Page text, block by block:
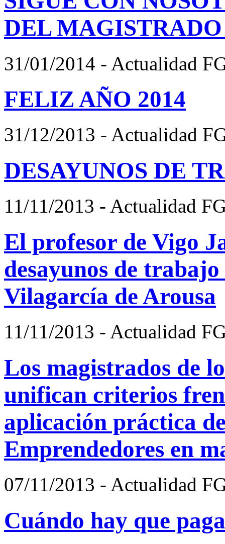
DEL
31/01/2014 - Actualidad
FELIZ AÑO 2014
31/12/2013 - Actualidad
DESAYUNOS DE
11/11/2013 - Actualidad
El profesor de Vigo
desayunos de
Vilagarcía de Arousa
11/11/2013 - Actualidad
Los magistrados de
unifican criterios
aplicación práctica
Emprendedores en
07/11/2013 - Actualidad
Cuándo hay que